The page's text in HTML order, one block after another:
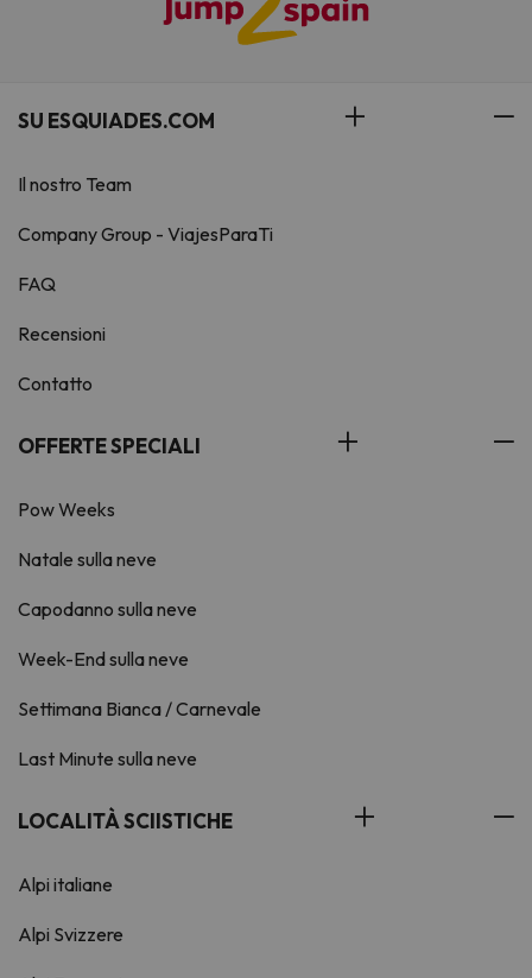
SU ESQUIADES.COM
Il nostro Team
Company Group - ViajesParaTi
FAQ
Recensioni
Contatto
OFFERTE SPECIALI
Pow Weeks
Natale sulla neve
Capodanno sulla neve
Week-End sulla neve
Settimana Bianca / Carnevale
Last Minute sulla neve
LOCALITÀ SCIISTICHE
Alpi italiane
Alpi Svizzere